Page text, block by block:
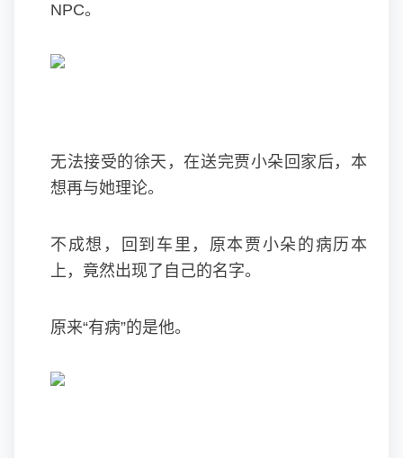
NPC。
无法接受的徐天，在送完贾小朵回家后，本
想再与她理论。
不成想，回到车里，原本贾小朵的病历本
上，竟然出现了自己的名字。
原来“有病”的是他。